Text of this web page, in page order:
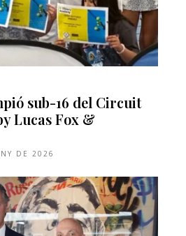
sub-16 del Circuit
Lucas Fox &
DE 2026